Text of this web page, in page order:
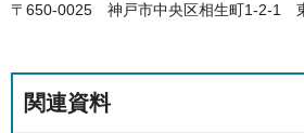
〒650-0025 神戸市中央区相生町1-2-1
関連資料